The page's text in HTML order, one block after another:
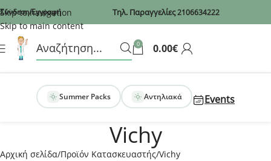
Recaptcha
Skip to navigation
Skip to main content
Σύνδεση/Εγγραφή Τηλ. Παραγγελίες2106634222
0 0.00€
Summer Packs Αντηλιακά Events
Vichy
Αρχική σελίδα Προϊόν Κατασκευαστής Vichy